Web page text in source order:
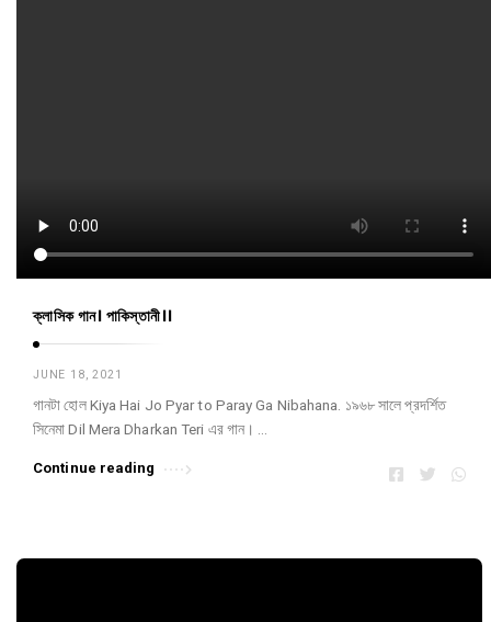
ক্লাসিক গান। পাকিস্তানী।।
JUNE 18, 2021
গানটা হোল Kiya Hai Jo Pyar to Paray Ga Nibahana. ১৯৬৮ সালে প্রদর্শিত
সিনেমা Dil Mera Dharkan Teri এর গান। …
Continue reading